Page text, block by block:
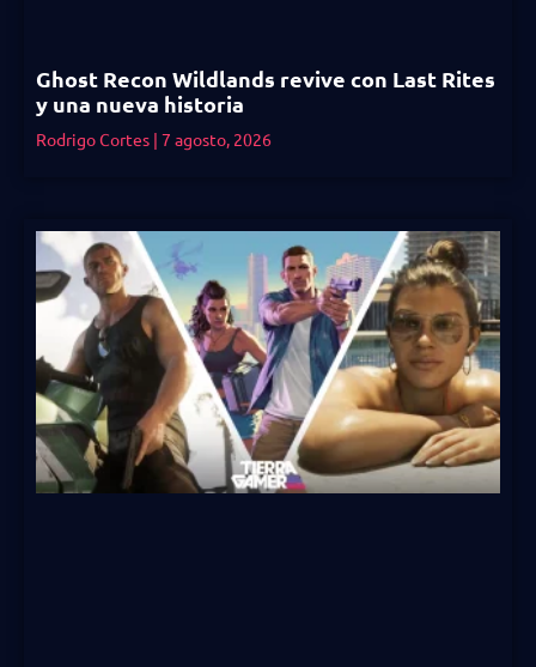
Ghost Recon Wildlands revive con Last Rites
y una nueva historia
Rodrigo Cortes 7 agosto, 2026